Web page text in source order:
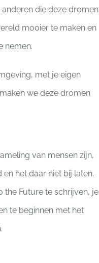
die deze dromen
mooier te maken en
nemen.
met je eigen
we deze dromen
van mensen zijn,
het daar niet bij laten.
the Future te schrijven, je
te beginnen met het